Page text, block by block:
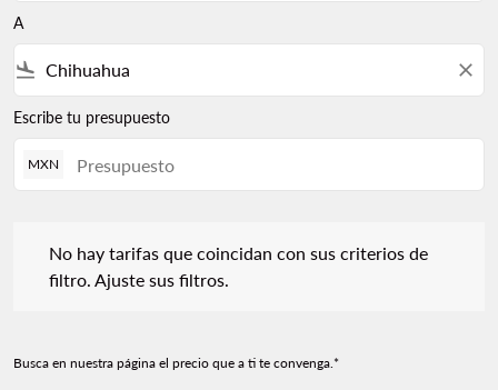
A
flight_land close
Escribe tu presupuesto
MXN
No hay tarifas que coincidan con sus criterios de
filtro. Ajuste sus filtros.
Busca en nuestra página el precio que a ti te convenga.*